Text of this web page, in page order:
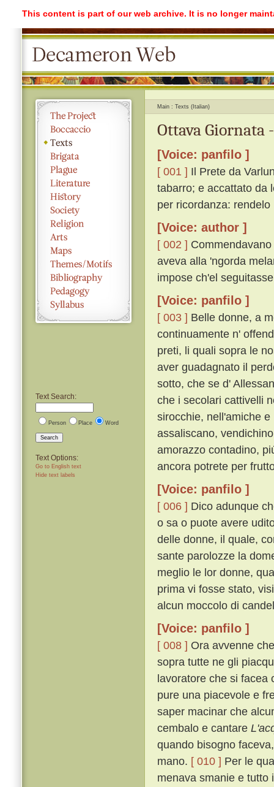
This content is part of our web archive. It is no longer
Text Search:
Person Place Word
Search
Text Options:
Go to English text
Hide text labels
Main Texts (Italian)
Ottava Giornata
[Voice: panfilo ]
[ 001 ] Il Prete da
tabarro; e accattato da
per ricordanza:
[Voice: author ]
[ 002 ]
aveva alla 'ngorda
impose ch'el
[Voice: panfilo ]
[ 003 ] Belle donne, a
continuamente n'
preti, li quali sopra le
aver guadagnato il
sotto, che se d'
che i secolari cattivelli
sirocchie, nell'amiche
assaliscano,
amorazzo contadino,
ancora potrete per
[Voice: panfilo ]
[ 006 ] Dico adunque
o sa o puote avere
delle donne, il quale,
sante parolozze la
meglio le lor donne,
prima vi fosse stato,
alcun moccolo di
[Voice: panfilo ]
[ 008 ] Ora avvenne
sopra tutte ne gli
lavoratore che si
pure una piacevole e
saper macinar che
cembalo e cantare
quando bisogno
mano. [ 010 ] Per le
menava smanie e tutto